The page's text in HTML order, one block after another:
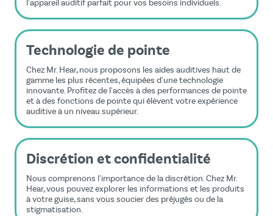
l'appareil auditif parfait pour vos besoins individuels.
Technologie de pointe
Chez Mr. Hear, nous proposons les aides auditives haut de
gamme les plus récentes, équipées d'une technologie
innovante. Profitez de l'accès à des performances de pointe
et à des fonctions de pointe qui élèvent votre expérience
auditive à un niveau supérieur.
Discrétion et confidentialité
Nous comprenons l'importance de la discrétion. Chez Mr.
Hear, vous pouvez explorer les informations et les produits
à votre guise, sans vous soucier des préjugés ou de la
stigmatisation.